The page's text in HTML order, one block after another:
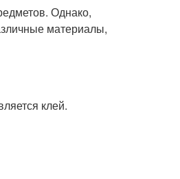
Однако,
материалы,
клей.